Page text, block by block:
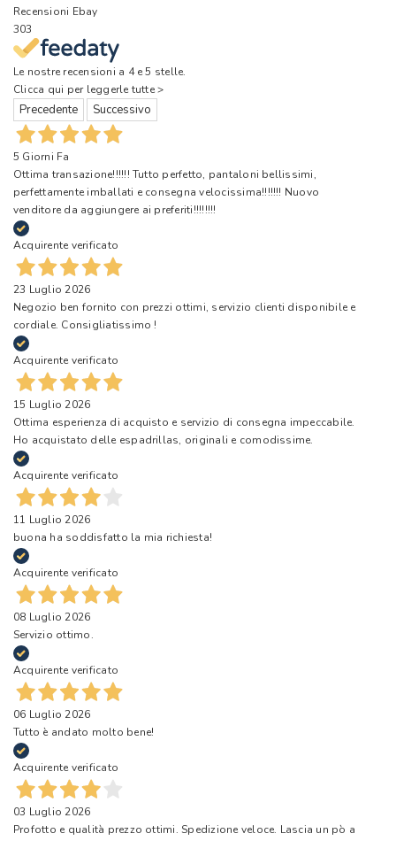
Recensioni Ebay
303
Le nostre recensioni a 4 e 5 stelle.
Clicca qui per leggerle tutte >
Precedente Successivo
5 Giorni Fa
Ottima transazione!!!!!! Tutto perfetto, pantaloni bellissimi,
perfettamente imballati e consegna velocissima!!!!!!! Nuovo
venditore da aggiungere ai preferiti!!!!!!!!
Acquirente verificato
23 Luglio 2026
Negozio ben fornito con prezzi ottimi, servizio clienti disponibile e
cordiale. Consigliatissimo !
Acquirente verificato
15 Luglio 2026
Ottima esperienza di acquisto e servizio di consegna impeccabile.
Ho acquistato delle espadrillas, originali e comodissime.
Acquirente verificato
11 Luglio 2026
buona ha soddisfatto la mia richiesta!
Acquirente verificato
08 Luglio 2026
Servizio ottimo.
Acquirente verificato
06 Luglio 2026
Tutto è andato molto bene!
Acquirente verificato
03 Luglio 2026
Profotto e qualità prezzo ottimi. Spedizione veloce. Lascia un pò a